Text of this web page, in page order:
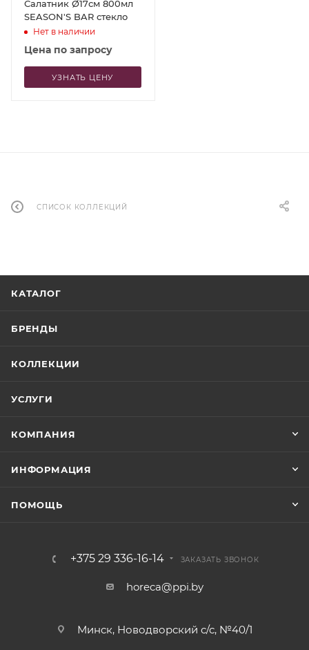
Салатник Ø17см 800мл
SEASON'S BAR стекло
Нет в наличии
Цена по запросу
УЗНАТЬ ЦЕНУ
СПИСОК КОЛЛЕКЦИЙ
КАТАЛОГ
БРЕНДЫ
КОЛЛЕКЦИИ
УСЛУГИ
КОМПАНИЯ
ИНФОРМАЦИЯ
ПОМОЩЬ
+375 29 336-16-14 ЗАКАЗАТЬ ЗВОНОК
horeca@ppi.by
Минск, Новодворский с/с, №40/1